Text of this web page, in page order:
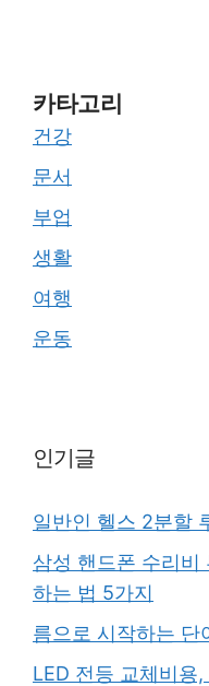
카타고리
건강
문서
부업
생활
여행
운동
인기글
일반인 헬스 2분할
삼성 핸드폰 수리비
하는 법 5가지
름으로 시작하는 단
LED 전등 교체비용